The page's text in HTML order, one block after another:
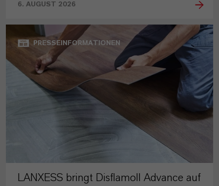
6. AUGUST 2026
PRESSEINFORMATIONEN
LANXESS bringt Disflamoll Advance auf